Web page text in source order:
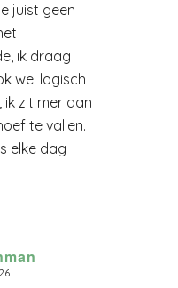
juist geen
ik draag
wel logisch
zit mer dan
te vallen.
elke dag